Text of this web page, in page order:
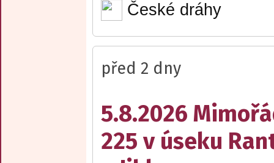
České dráhy
před 2 dny
5.8.2026
225 v úseku